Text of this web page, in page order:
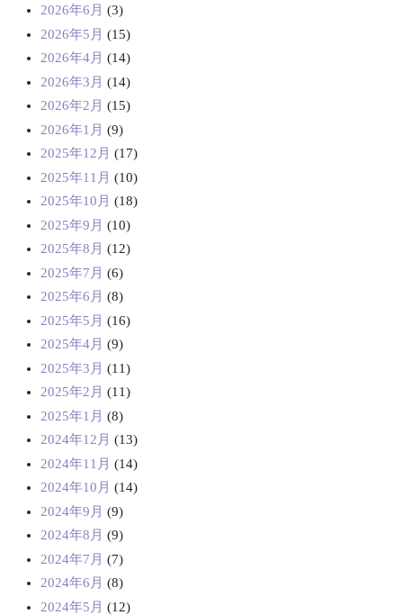
2026年6月 (3)
2026年5月 (15)
2026年4月 (14)
2026年3月 (14)
2026年2月 (15)
2026年1月 (9)
2025年12月 (17)
2025年11月 (10)
2025年10月 (18)
2025年9月 (10)
2025年8月 (12)
2025年7月 (6)
2025年6月 (8)
2025年5月 (16)
2025年4月 (9)
2025年3月 (11)
2025年2月 (11)
2025年1月 (8)
2024年12月 (13)
2024年11月 (14)
2024年10月 (14)
2024年9月 (9)
2024年8月 (9)
2024年7月 (7)
2024年6月 (8)
2024年5月 (12)